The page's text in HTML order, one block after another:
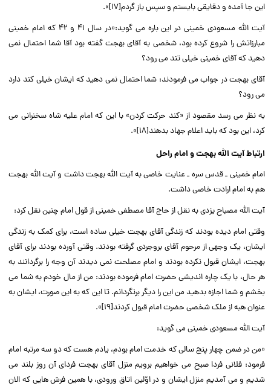
این جا آمده و دقایقى بایستم و سپس باز گردم[۱۷]».‌‌
آیت الله مسعودى خمینى در این باره مى گوید:«در سال ۴۱ و ۴۲ که امام خمینى
مبارزاتش را شروع کرده بود، شخصى به آقاى بهجت گفته بود آقا شما احتمال نمى
دهید که آقاى خمینى خیلى تند مى رود؟‌‌
آقاى بهجت در جواب مى فرمودند: شما احتمال نمى دهید که ایشان خیلى کند دارد
مى رود؟‌‌
به نظر مى رسد مقصود از «کند حرکت کردن» با این که امام علیه شاه سخنرانى مى
کرد، این بود که باید اعلام جهاد بدهند[۱۸]».‌‌
ارتباط آیت الله بهجت و امام راحل
امام خمینى ـ قدس سره ـ عنایت خاصى به آیت الله بهجت داشت و آیت الله بهجت
هم به امام ارادت خاصى داشت.‌‌
آیت الله مصباح یزدى به نقل از حاج آقا مصطفى خمینى از قول امام چنین نقل کرد:‌‌
وقتى امام دیده بودند که زندگى آقاى بهجت خیلى ساده است، براى کمک به زندگى
ایشان، یک وجهى از مرحوم آقاى بروجردى گرفته بودند. وقتى آورده بودند براى آقاى
بهجت، ایشان قبول نکرده بودند و امام مصلحت نمى دیدند آن وجه را برگردانند به
هر حال، با یک چاره اندیشى حضرت امام فرموده بودند: من از مال خودم به شما مى
بخشم و شما اجازه بدهید من این را دیگر برنگردانم. تا این که به این صورت، ایشان به
عنوان هبه از ملک شخصى حضرت امام قبول کردند[۱۹]».‌‌
آیت الله مسعودى خمینى مى گوید:‌‌
«من در ضمن چهار پنج سالى که خدمت امام بودم، یادم هست که دو سه مرتبه امام
فرمود: فلانى فردا صبح مى خواهیم برویم منزل آقاى بهجت فرداى آن روز بلند مى
شدیم و مى آمدیم منزل ایشان و در اوّلین اتاق ورودى، با همین فرش هایى که الان